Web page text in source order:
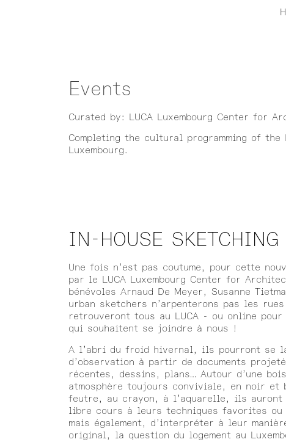
Events
Curated by: LUCA Luxembourg Center for
Completing the cultural programming of
Luxembourg.
IN-HOUSE SKETCHING
Une fois n’est pas coutume, pour cette
par le LUCA Luxembourg Center for
bénévoles Arnaud De Meyer, Susanne
urban sketchers n’arpenterons pas les
retrouveront tous au LUCA - ou online
qui souhaitent se joindre à nous !
A l’abri du froid hivernal, ils pourront se
d’observation à partir de documents
récentes, dessins, plans… Autour d’une
atmosphère toujours conviviale, en noir et
feutre, au crayon, à l’aquarelle, ils auront
libre cours à leurs techniques favorites ou
mais également, d’interpréter à leur
original, la question du logement au